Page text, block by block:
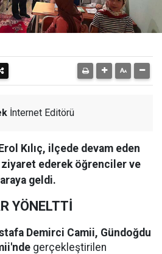
İnternet Editörü
Kılıç, ilçede devam eden
ziyaret ederek öğrenciler ve
geldi.
YÖNELTTİ
Demirci Camii, Gündoğdu
gerçekleştirilen